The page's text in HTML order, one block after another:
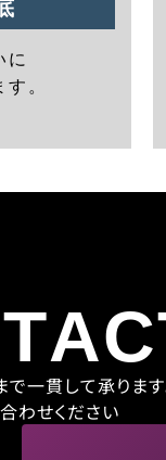
に
。
一貫して承ります
わせください